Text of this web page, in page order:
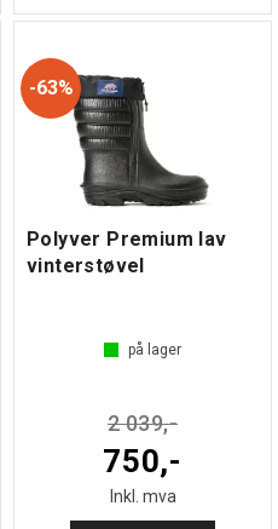
63%
Polyver Premium lav
vinterstøvel
på lager
2 039,-
750,-
Inkl. mva